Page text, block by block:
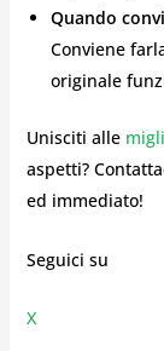
Quando
Conviene
originale
Unisciti alle
aspetti?
ed immediato!
Seguici su
X